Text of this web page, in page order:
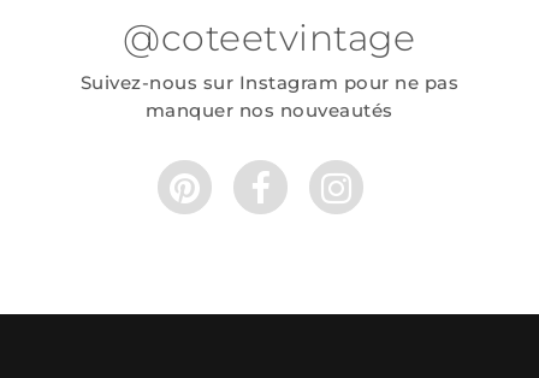
@coteetvintage
Suivez-nous sur Instagram pour ne pas
manquer nos nouveautés